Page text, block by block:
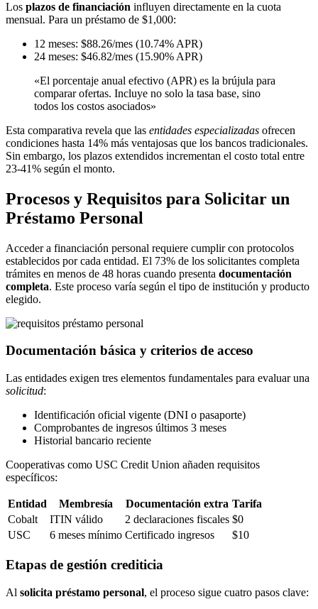
Los plazos de financiación influyen directamente en la cuota
mensual. Para un préstamo de $1,000:
12 meses: $88.26/mes (10.74% APR)
24 meses: $46.82/mes (15.90% APR)
«El porcentaje anual efectivo (APR) es la brújula para
comparar ofertas. Incluye no solo la tasa base, sino
todos los costos asociados»
Esta comparativa revela que las entidades especializadas ofrecen
condiciones hasta 14% más ventajosas que los bancos tradicionales.
Sin embargo, los plazos extendidos incrementan el costo total entre
23-41% según el monto.
Procesos y Requisitos para Solicitar un
Préstamo Personal
Acceder a financiación personal requiere cumplir con protocolos
establecidos por cada entidad. El 73% de los solicitantes completa
trámites en menos de 48 horas cuando presenta documentación
completa. Este proceso varía según el tipo de institución y producto
elegido.
Documentación básica y criterios de acceso
Las entidades exigen tres elementos fundamentales para evaluar una
solicitud:
Identificación oficial vigente (DNI o pasaporte)
Comprobantes de ingresos últimos 3 meses
Historial bancario reciente
Cooperativas como USC Credit Union añaden requisitos
específicos:
Entidad Membresía Documentación extra Tarifa
Cobalt
ITIN válido 2 declaraciones fiscales $0
USC
6 meses mínimo Certificado ingresos $10
Etapas de gestión crediticia
Al solicita préstamo personal, el proceso sigue cuatro pasos clave: